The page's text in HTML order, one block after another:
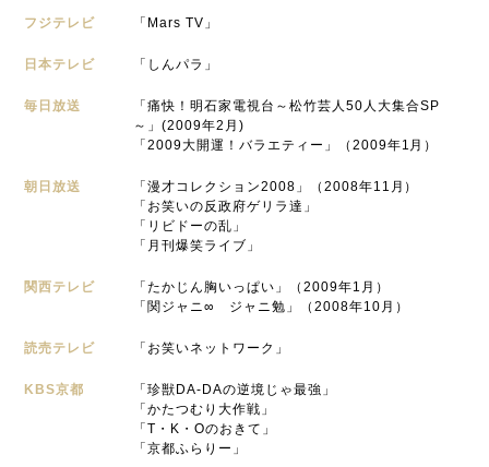
フジテレビ 「Mars TV」
日本テレビ 「しんパラ」
毎日放送
「痛快！明石家電視台～松竹芸人50人大集合SP
～」(2009年2月)
「2009大開運！バラエティー」（2009年1月）
朝日放送
「漫才コレクション2008」（2008年11月）
「お笑いの反政府ゲリラ達」
「リビドーの乱」
「月刊爆笑ライブ」
関西テレビ
「たかじん胸いっぱい」（2009年1月）
「関ジャニ∞ ジャニ勉」（2008年10月）
読売テレビ 「お笑いネットワーク」
KBS京都
「珍獣DA-DAの逆境じゃ最強」
「かたつむり大作戦」
「T・K・Oのおきて」
「京都ふらりー」